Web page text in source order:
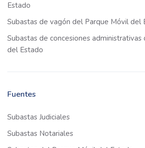
Estado
Subastas de vagón del Parque Móvil del
Subastas de concesiones
del Estado
Fuentes
Subastas Judiciales
Subastas Notariales